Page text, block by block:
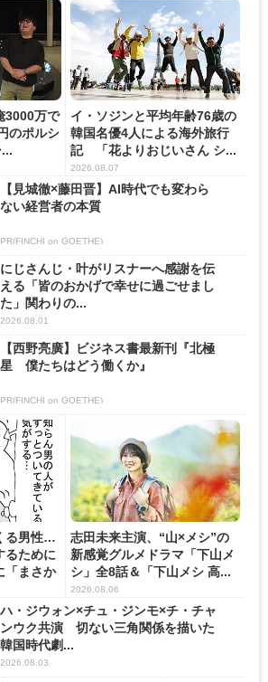
3000万で
のポルシ
イ・ソジンと平均年齢76歳の
韓国名優4人による海外旅行
記 「花よりおじいさん シ...
2026.08.07
【見城徹×藤田晋】AI時代でも変わら
ない経営者の本質
PR(FINCHI on GOETHE)
にじさんじ・叶がリスナーへ感謝を伝
える「皆のおかげで幸せに過ごせまし
た」関わりの...
2026.08.01
【西野亮廣】ビジネス書最新刊『北極
星 僕たちはどう働くか』
PR(FINCHI on GOETHE)
る男性…
るために
「まさか
志田未来主演、“山×メシ”の
新感覚グルメドラマ「下山メ
シ」全8話＆「下山メシ 高...
2026.08.06
ハ・ジウォン×チュ・ジンモ×チ・チャ
ンウク共演 切ない三角関係を描いた
韓国時代劇...
2026.08.03